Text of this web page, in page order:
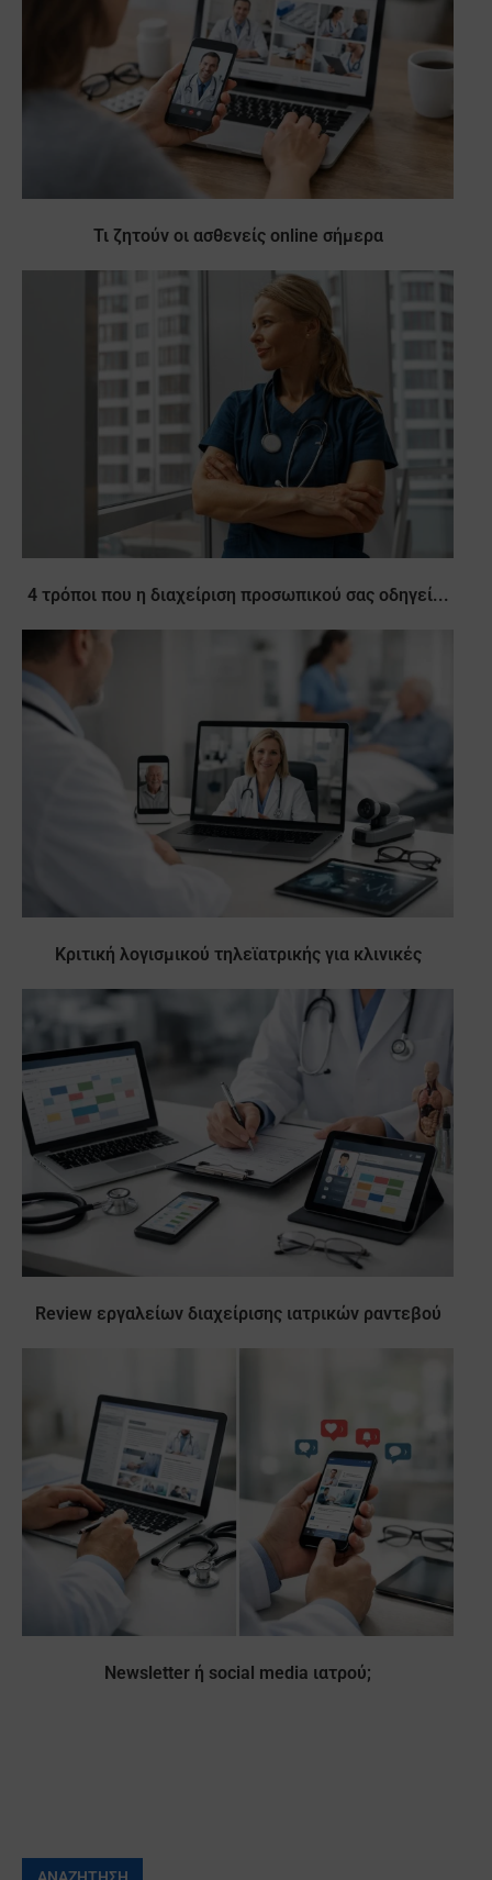
Τι ζητούν οι ασθενείς online σήμερα
4 τρόποι που η διαχείριση προσωπικού σας οδηγεί...
Κριτική λογισμικού τηλεϊατρικής για κλινικές
Review εργαλείων διαχείρισης ιατρικών ραντεβού
Newsletter ή social media ιατρού;
ΑΝΑΖΉΤΗΣΗ